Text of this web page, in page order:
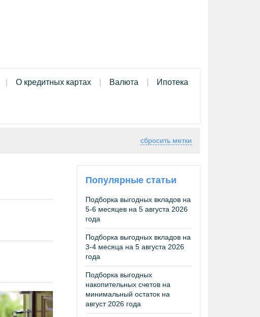
О кредитных картах Валюта Ипотека
сбросить метки
Популярные статьи
Подборка выгодных вкладов на
5-6 месяцев на 5 августа 2026
года
Подборка выгодных вкладов на
3-4 месяца на 5 августа 2026
года
Подборка выгодных
накопительных счетов на
минимальный остаток на
август 2026 года